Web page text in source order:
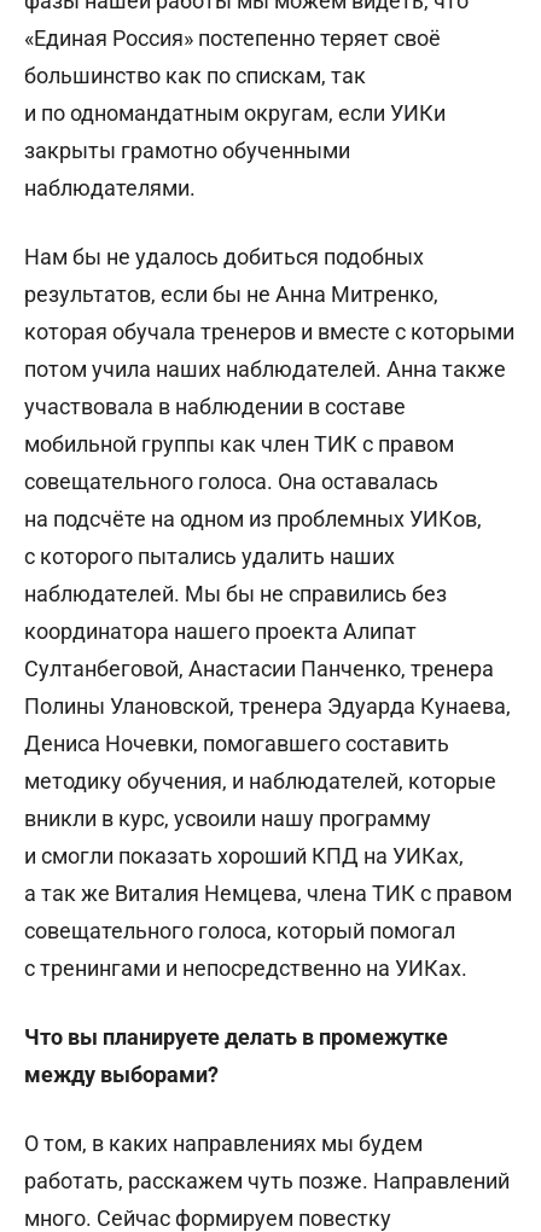
«Единая Россия» постепенно теряет своё
большинство как по спискам, так
и по одномандатным округам, если УИКи
закрыты грамотно обученными
наблюдателями.
Нам бы не удалось добиться подобных
результатов, если бы не Анна Митренко,
которая обучала тренеров и вместе с которыми
потом учила наших наблюдателей. Анна также
участвовала в наблюдении в составе
мобильной группы как член ТИК с правом
совещательного голоса. Она оставалась
на подсчёте на одном из проблемных УИКов,
с которого пытались удалить наших
наблюдателей. Мы бы не справились без
координатора нашего проекта Алипат
Султанбеговой, Анастасии Панченко, тренера
Полины Улановской, тренера Эдуарда Кунаева,
Дениса Ночевки, помогавшего составить
методику обучения, и наблюдателей, которые
вникли в курс, усвоили нашу программу
и смогли показать хороший КПД на УИКах,
а так же Виталия Немцева, члена ТИК с правом
совещательного голоса, который помогал
с тренингами и непосредственно на УИКах.
Что вы планируете делать в промежутке
между выборами?
О том, в каких направлениях мы будем
работать, расскажем чуть позже. Направлений
много. Сейчас формируем повестку